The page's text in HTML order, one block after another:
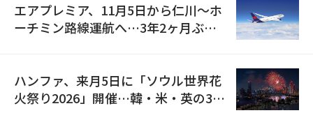
エアプレミア、11月5日から仁川〜ホ
ーチミン路線運航へ…3年2ヶ月ぶり
ハンファ、来月5日に「ソウル世界花
火祭り2026」開催…韓・米・英の3カ